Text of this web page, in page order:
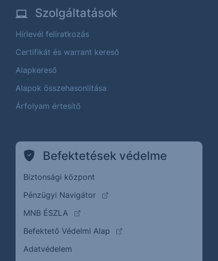
Szolgáltatások
Hírlevél feliratkozás
Certifikát és warrant kereső
Alapkereső
Alapok összehasonlítása
Árfolyam értesítő
Befektetések védelme
Biztonsági központ
Pénzügyi Navigátor
(külső oldalra ugrik)
MNB ÉSZLA
(külső oldalra ugrik)
Befektető Védelmi Alap
(külső oldalra ugrik)
Adatvédelem